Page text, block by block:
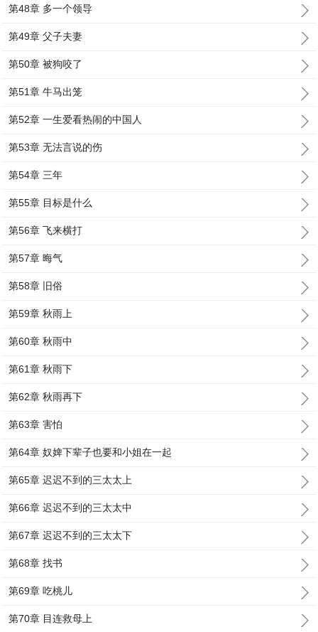
第48章 多一个领导
第49章 父子夫妻
第50章 被狗咬了
第51章 牛马出笼
第52章 一生爱看热闹的中国人
第53章 无法言说的伤
第54章 三年
第55章 目标是什么
第56章 飞来横打
第57章 晦气
第58章 旧俗
第59章 秋雨上
第60章 秋雨中
第61章 秋雨下
第62章 秋雨再下
第63章 害怕
第64章 奴婢下辈子也要和小姐在一起
第65章 迟迟不到的三太太上
第66章 迟迟不到的三太太中
第67章 迟迟不到的三太太下
第68章 找书
第69章 吃桃儿
第70章 目连救母上